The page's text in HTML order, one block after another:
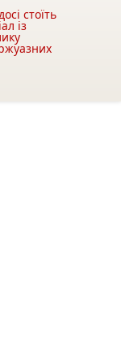
стоїть
із